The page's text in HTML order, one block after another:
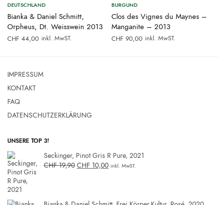
DEUTSCHLAND
Bianka & Daniel Schmitt,
Orpheus, Dt. Weisswein 2013
CHF 44,00 inkl. MwST.
BURGUND
Clos des Vignes du Maynes –
Manganite – 2013
CHF 90,00 inkl. MwST.
IMPRESSUM
KONTAKT
FAQ
DATENSCHUTZERKLÄRUNG
UNSERE TOP 3!
Seckinger, Pinot Gris R Pure, 2021
CHF19,90 CHF 10,00 inkl. MwST.